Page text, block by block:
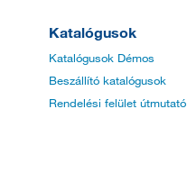
Katalógusok
Katalógusok Démos
Beszállító katalógusok
Rendelési felület útmutató